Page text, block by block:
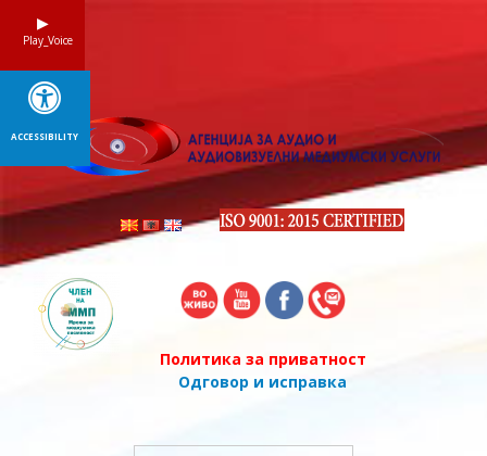
Политика за приватност
Одговор и исправка
Search
Play_Voice
ACCESSIBILITY